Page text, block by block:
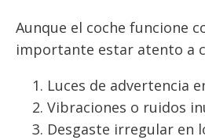
Aunque el coche funcione
importante estar atento a
Luces de advertencia
Vibraciones o ruidos
Desgaste irregular en